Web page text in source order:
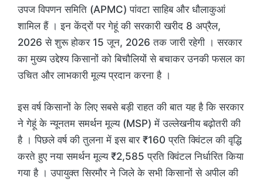
उपज विपणन समिति (APMC) पांवटा साहिब और धौलाकुआं
शामिल हैं । इन केंद्रों पर गेहूं की सरकारी खरीद 8 अप्रैल,
2026 से शुरू होकर 15 जून, 2026 तक जारी रहेगी । सरकार
का मुख्य उद्देश्य किसानों को बिचौलियों से बचाकर उनकी फसल का
उचित और लाभकारी मूल्य प्रदान करना है ।
इस वर्ष किसानों के लिए सबसे बड़ी राहत की बात यह है कि सरकार
ने गेहूं के न्यूनतम समर्थन मूल्य (MSP) में उल्लेखनीय बढ़ोतरी की
है । पिछले वर्ष की तुलना में इस बार ₹160 प्रति क्विंटल की वृद्धि
करते हुए नया समर्थन मूल्य ₹2,585 प्रति क्विंटल निर्धारित किया
गया है । उपायुक्त सिरमौर ने जिले के सभी किसानों से अपील की